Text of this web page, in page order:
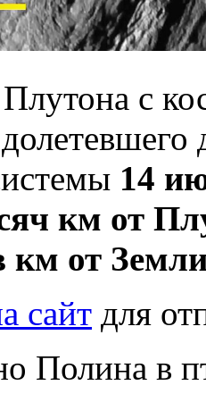
с
14
км от
км от
сайт для
Полина в